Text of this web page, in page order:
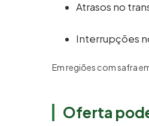
Atrasos no
Interrupções
Em regiões com safra
Oferta